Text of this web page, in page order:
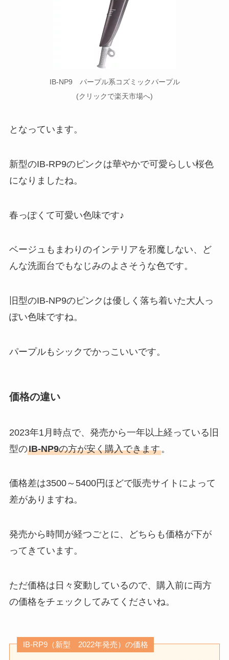
IB-NP9 パープル系コズミックパープル
(クリックで楽天市場へ)
となっています。
新型のIB-RP9のピンクは華やかで可愛らしい桜色
になりましたね。
春っぽくて可愛い色味です♪
ベージュもまわりのインテリアを邪魔しない、ど
んな洗面台でもなじみのよさそうな色です。
旧型のIB-NP9のピンクは優しく落ち着いた大人っ
ぽい色味ですね。
パープルもシックでかっこいいです。
価格の違い
2023年1月時点で、発売から一年以上経っている旧
型のIB-NP9の方が安く購入できます。
価格差は3500～5400円ほどで販売サイトによって
差がありますね。
発売から時間が経つごとに、どちらも価格が下が
ってきています。
ただ価格は日々変動しているので、購入前に両方
の価格をチェックしてみてくださいね。
IB-RP9（新型 2022年発売）の価格